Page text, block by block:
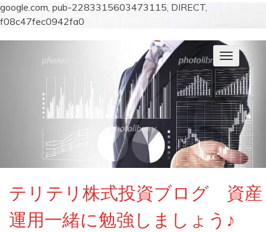
google.com, pub-2283315603473115, DIRECT,
f08c47fec0942fa0
ナ
ビ
ゲ
ー
シ
ョ
ン
を
切
り
替
テリテリ株式投資ブログ 資産
運用一緒に勉強しましょう♪